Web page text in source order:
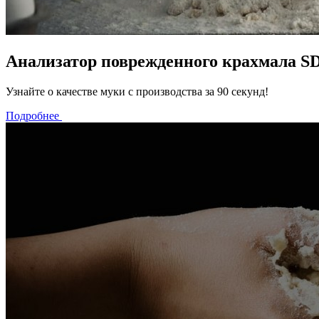
Анализатор поврежденного крахмала
Узнайте о качестве муки с производства за 90 секунд!
Подробнее